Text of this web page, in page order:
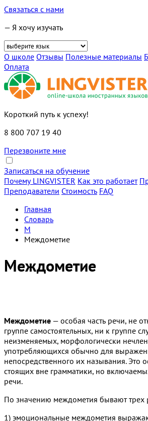
Связаться с нами
— Я хочу изучать
О школе Отзывы Полезные материалы
Оплата
Короткий путь к успеху!
8 800 707 19 40
Перезвоните мне
Записаться на обучение
Почему LINGVISTER Как это работает
Преподаватели Стоимость FAQ
Главная
Словарь
М
Междометие
Междометие
Междометие — особая часть речи, не
группе самостоятельных, ни к группе
неизменяемых, морфологически
употребляющихся обычно для
непосредственного их называния. Это
стоящих вне грамматики, но
речи.
По значению междометия бывают трех
1) эмоциональные междометия